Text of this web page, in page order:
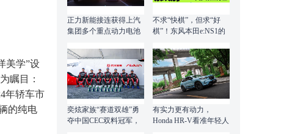
美学”设
瞩目：
年轿车市
的纯电
正力新能接连获得上汽
集团多个重点动力电池
电动化全领域产品战略
进入市场爆发期
不求“快棋”，但求“好
棋”！东风本田e:NS1的
奕炫家族“赛道双雄”勇
夺中国CEC双料冠军，
有实力更有动力，
Honda HR-V看准年轻人